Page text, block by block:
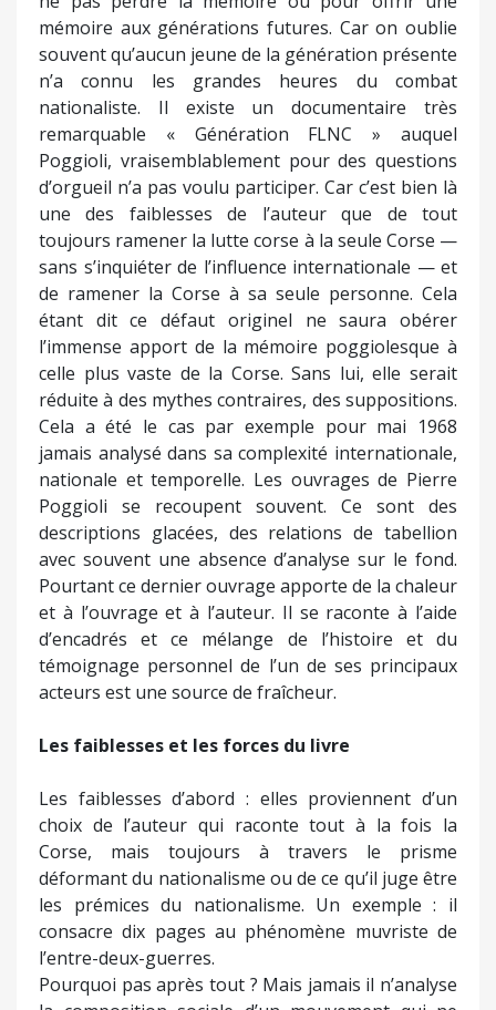
mémoire aux générations futures. Car on oublie
souvent qu’aucun jeune de la génération présente
n’a connu les grandes heures du combat
nationaliste. Il existe un documentaire très
remarquable « Génération FLNC » auquel
Poggioli, vraisemblablement pour des questions
d’orgueil n’a pas voulu participer. Car c’est bien là
une des faiblesses de l’auteur que de tout
toujours ramener la lutte corse à la seule Corse —
sans s’inquiéter de l’influence internationale — et
de ramener la Corse à sa seule personne. Cela
étant dit ce défaut originel ne saura obérer
l’immense apport de la mémoire poggiolesque à
celle plus vaste de la Corse. Sans lui, elle serait
réduite à des mythes contraires, des suppositions.
Cela a été le cas par exemple pour mai 1968
jamais analysé dans sa complexité internationale,
nationale et temporelle. Les ouvrages de Pierre
Poggioli se recoupent souvent. Ce sont des
descriptions glacées, des relations de tabellion
avec souvent une absence d’analyse sur le fond.
Pourtant ce dernier ouvrage apporte de la chaleur
et à l’ouvrage et à l’auteur. Il se raconte à l’aide
d’encadrés et ce mélange de l’histoire et du
témoignage personnel de l’un de ses principaux
acteurs est une source de fraîcheur.
Les faiblesses et les forces du livre
Les faiblesses d’abord : elles proviennent d’un
choix de l’auteur qui raconte tout à la fois la
Corse, mais toujours à travers le prisme
déformant du nationalisme ou de ce qu’il juge être
les prémices du nationalisme. Un exemple : il
consacre dix pages au phénomène muvriste de
l’entre-deux-guerres.
Pourquoi pas après tout ? Mais jamais il n’analyse